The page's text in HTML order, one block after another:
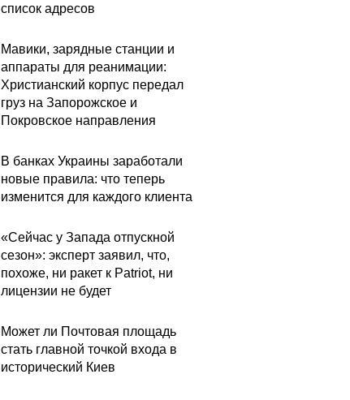
список адресов
Мавики, зарядные станции и
аппараты для реанимации:
Христианский корпус передал
груз на Запорожское и
Покровское направления
В банках Украины заработали
новые правила: что теперь
изменится для каждого клиента
«Сейчас у Запада отпускной
сезон»: эксперт заявил, что,
похоже, ни ракет к Patriot, ни
лицензии не будет
Может ли Почтовая площадь
стать главной точкой входа в
исторический Киев